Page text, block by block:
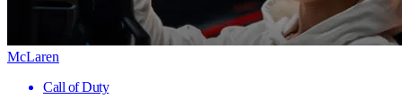
McLaren
Call of Duty